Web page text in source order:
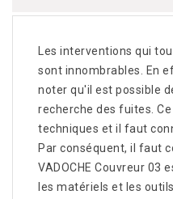
Les interventions qui
sont innombrables. En
noter qu'il est possible
recherche des fuites.
techniques et il faut
Par conséquent, il faut
VADOCHE Couvreur 03
les matériels et les